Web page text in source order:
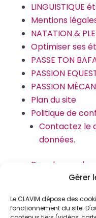
Gérer
Le CLAVIM dépose des
fonctionnement du site.
LINGUISTIQUE
Mentions
NATATION &
Optimiser ses
PASSE TON
PASSION
PASSION
Plan du site
Politique de
Contactez le
données.
Prendre rendez-
Présentation
Réussir au lycée